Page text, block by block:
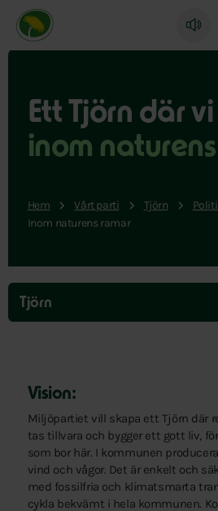
Miljöpartiet de gröna, startsida
Ett Tjörn där
inom
Hem Vårt parti Tjörn
Inom naturens ramar
Hoppa
över
menyn
Tjörn
Vision:
Miljöpartiet vill skapa ett Tjörn där
tas tillvara och bygger ett gott liv,
som bor här. I kommunen
vind och vågor. Det är enkelt och
med fossilfria och klimatsmarta
cykla bekvämt i hela kommunen.